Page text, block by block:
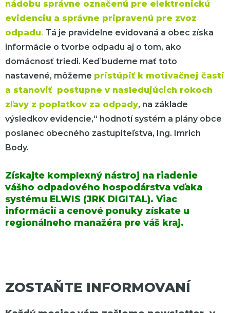
nádobu správne označenú pre elektronickú
evidenciu a správne pripravenú pre zvoz
odpadu. Tá je pravidelne evidovaná a obec získa
informácie o tvorbe odpadu aj o tom, ako
domácnosť triedi. Keď budeme mať toto
nastavené, môžeme pristúpiť k motivačnej časti
a stanoviť postupne v nasledujúcich rokoch
zľavy z poplatkov za odpady, na základe
výsledkov evidencie,“ hodnotí systém a plány obce
poslanec obecného zastupiteľstva, Ing. Imrich
Body.
Získajte komplexný nástroj na riadenie
vášho odpadového hospodárstva vďaka
systému ELWIS (JRK DIGITAL). Viac
informácií a cenové ponuky získate u
regionálneho manažéra pre váš kraj.
ZOSTAŇTE INFORMOVANÍ